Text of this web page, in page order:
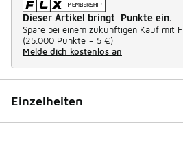
Dieser Artikel bringt Punkte ein.
Spare bei einem zukünftigen Kauf mit
(25.000 Punkte = 5 €)
Melde dich kostenlos an
Einzelheiten